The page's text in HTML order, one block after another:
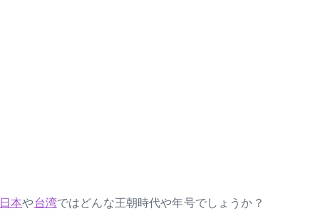
日本や台湾ではどんな王朝時代や年号でしょうか？